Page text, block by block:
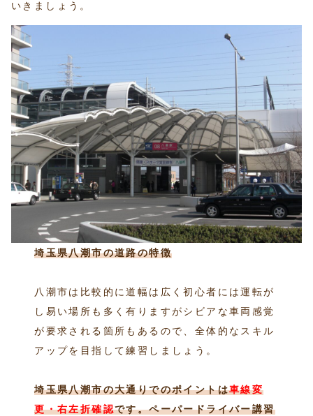
いきましょう。
埼玉県八潮市の道路の特徴
八潮市は比較的に道幅は広く初心者には運転が
し易い場所も多く有りますがシビアな車両感覚
が要求される箇所もあるので、全体的なスキル
アップを目指して練習しましょう。
埼玉県八潮市の大通りでのポイントは車線変
更・右左折確認です。ペーパードライバー講習